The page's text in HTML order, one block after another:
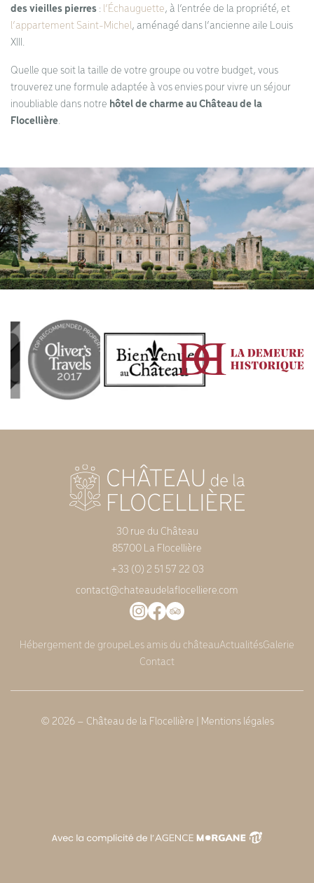
des vieilles pierres : l’Échauguette, à l’entrée de la propriété, et
l’appartement Saint-Michel, aménagé dans l’ancienne aile Louis
XIII.
Quelle que soit la taille de votre groupe ou votre budget, vous
trouverez une formule adaptée à vos envies pour vivre un séjour
inoubliable dans notre hôtel de charme au Château de la
Flocellière.
30 rue du Château
85700 La Flocellière
+33 (0) 2 51 57 22 03
contact@chateaudelaflocelliere.com
Hébergement de groupeLes amis du châteauActualitésGalerie
Contact
© 2026 – Château de la Flocellière | Mentions légales